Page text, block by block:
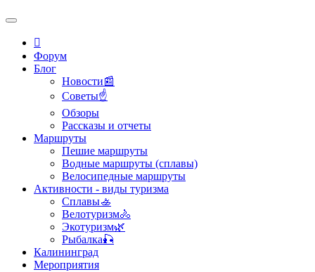
Калининградской
лучшие
местаФорум
Блог
Новости📰
Советы☝
Обзоры
Рассказы и отчеты
Маршруты
Пешие маршруты
Водные маршруты (сплавы)
Велосипедные маршруты
Активности - виды туризма
Сплавы🚣
Велотуризм🚴
Экотуризм🌿
Рыбалка🎣
Калининград
Мероприятия